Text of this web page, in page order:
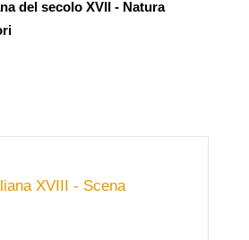
del secolo XVII - Natura